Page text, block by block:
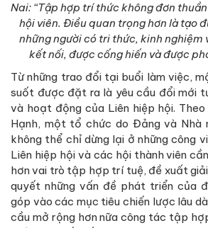
Nai: “Tập hợp trí thức không đơn
hội viên. Điều quan trọng hơn là tạo
những người có tri thức, kinh nghiệm
kết nối, được cống hiến và được
Từ những trao đổi tại buổi làm việc,
suốt được đặt ra là yêu cầu đổi mới
và hoạt động của Liên hiệp hội.
Hạnh, một tổ chức do Đảng và Nhà
không thể chỉ dừng lại ở những công
Liên hiệp hội và các hội thành viên
hơn vai trò tập hợp trí tuệ, đề xuất
quyết những vấn đề phát triển của
góp vào các mục tiêu chiến lược lâu
cầu mở rộng hơn nữa công tác tập